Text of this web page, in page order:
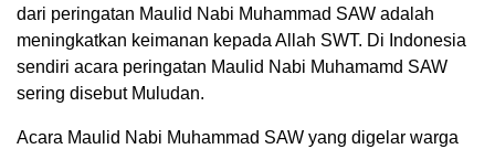
dari peringatan Maulid Nabi Muhammad SAW adalah
meningkatkan keimanan kepada Allah SWT. Di Indonesia
sendiri acara peringatan Maulid Nabi Muhamamd SAW
sering disebut Muludan.
Acara Maulid Nabi Muhammad SAW yang digelar warga